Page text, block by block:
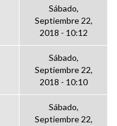
Sábado,
Septiembre 22,
2018 - 10:12
Sábado,
Septiembre 22,
2018 - 10:10
Sábado,
Septiembre 22,